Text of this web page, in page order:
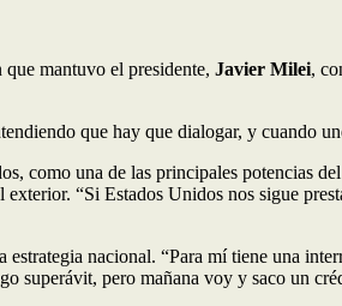
mantuvo el presidente, Javier Milei,
que hay que dialogar, y cuando
como una de las principales potencias
“Si Estados Unidos nos sigue
nacional. “Para mí tiene una
superávit, pero mañana voy y saco un